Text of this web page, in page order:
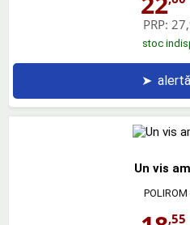
PRP:
stoc
➤
Un vis
POLIROM
,55